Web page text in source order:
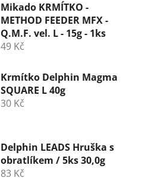
Mikado KRMÍTKO -
METHOD FEEDER MFX -
Q.M.F. vel. L - 15g - 1ks
49 Kč
Krmítko Delphin Magma
SQUARE L 40g
30 Kč
Delphin LEADS Hruška s
obratlíkem / 5ks 30,0g
83 Kč